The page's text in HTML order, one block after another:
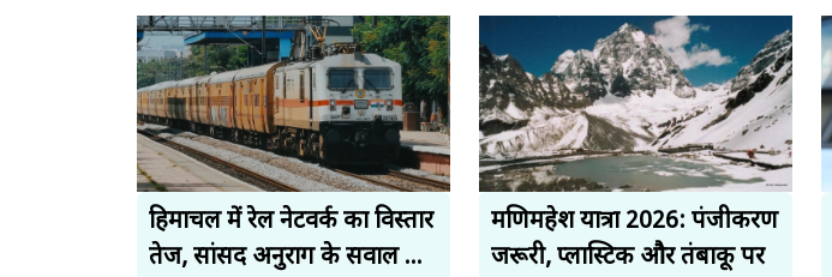
हिमाचल में रेल नेटवर्क का विस्तार
तेज, सांसद अनुराग के सवाल ...
मणिमहेश यात्रा 2026: पंजीकरण
जरूरी, प्लास्टिक और तंबाकू पर